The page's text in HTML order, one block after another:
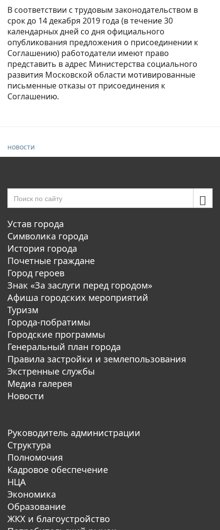
В соответствии с трудовым законодательством в
срок до 14 декабря 2019 года (в течение 30
календарных дней со дня официального
опубликования предложения о присоединении к
Соглашению) работодатели имеют право
представить в адрес Министерства социального
развития Московской области мотивированные
письменные отказы от присоединения к
Соглашению.
новости
Устав города
Символика города
История города
Почетные граждане
Город героев
Знак «За заслуги перед городом»
Афиша городских мероприятий
Туризм
Города-побратимы
Городские программы
Генеральный план города
Правила застройки и землепользования
Экстренные службы
Медиа галерея
Новости
Руководитель администрации
Структура
Полномочия
Кадровое обеспечение
НЦА
Экономика
Образование
ЖКХ и благоустройство